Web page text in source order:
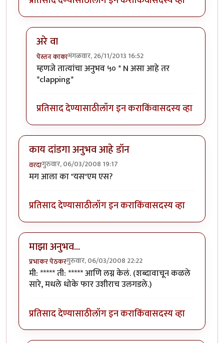
अरे वा
पेस्तन काकामंगळवार, 26/11/2013 16:52
In reply toधमाल..byविसोबा खेचर
म्हणजे तात्यांचा अनुभव ५० * N असा आहे तर
*clapping*
प्रतिसाद देण्यासाठीलॉग इन कराकिंवासदस्य व्हा
काय दांडगा अनुभव आहे डॉन
वरदागुरुवार, 06/03/2008 19:17
मग आला का "यस"एम एस?
प्रतिसाद देण्यासाठीलॉग इन कराकिंवासदस्य व्हा
माझा अनुभव...
प्रभाकर पेठकरगुरुवार, 06/03/2008 22:22
मी: ***** ती: ***** आणि लग्न केलं. (शब्दावाचून कळले
सारे, मधले धोके फार उशीराच उलगडले.)
प्रतिसाद देण्यासाठीलॉग इन कराकिंवासदस्य व्हा